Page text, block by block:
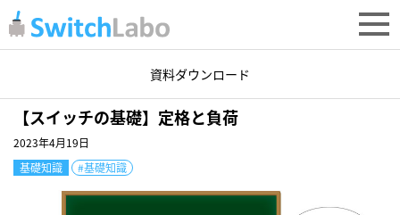
資料ダウンロード
【スイッチの基礎】定格と負荷
2023年4月19日
基礎知識
#基礎知識